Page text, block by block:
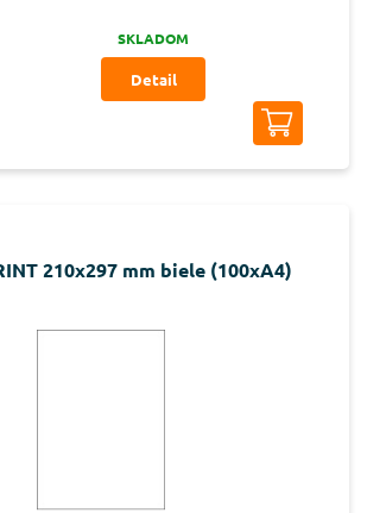
SKLADOM
Detail
210x297 mm biele (100xA4)